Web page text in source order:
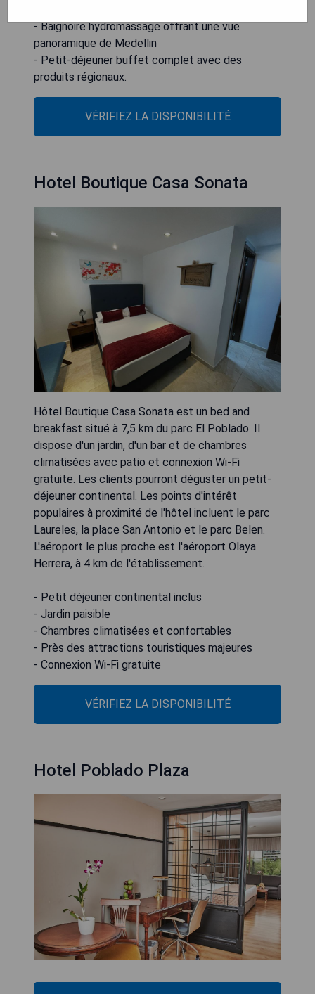
- Baignoire hydromassage offrant une vue
panoramique de Medellin
- Petit-déjeuner buffet complet avec des
produits régionaux.
VÉRIFIEZ LA DISPONIBILITÉ
Hotel Boutique Casa Sonata
Hôtel Boutique Casa Sonata est un bed and
breakfast situé à 7,5 km du parc El Poblado. Il
dispose d'un jardin, d'un bar et de chambres
climatisées avec patio et connexion Wi-Fi
gratuite. Les clients pourront déguster un petit-
déjeuner continental. Les points d'intérêt
populaires à proximité de l'hôtel incluent le parc
Laureles, la place San Antonio et le parc Belen.
L'aéroport le plus proche est l'aéroport Olaya
Herrera, à 4 km de l'établissement.
- Petit déjeuner continental inclus
- Jardin paisible
- Chambres climatisées et confortables
- Près des attractions touristiques majeures
- Connexion Wi-Fi gratuite
VÉRIFIEZ LA DISPONIBILITÉ
Hotel Poblado Plaza